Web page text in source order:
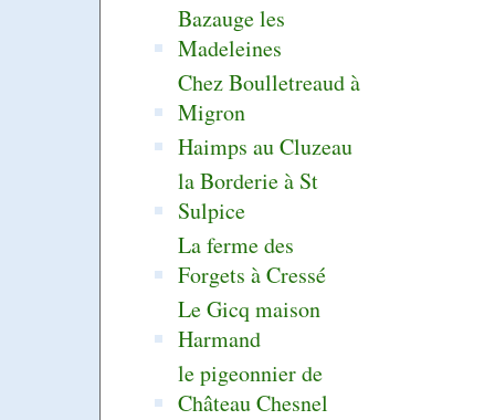
Bazauge les
Madeleines
Chez Boulletreaud à
Migron
Haimps au Cluzeau
la Borderie à St
Sulpice
La ferme des
Forgets à Cressé
Le Gicq maison
Harmand
le pigeonnier de
Château Chesnel